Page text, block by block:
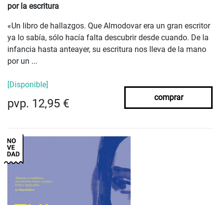
por la escritura
«Un libro de hallazgos. Que Almodovar era un gran escritor
ya lo sabía, sólo hacía falta descubrir desde cuando. De la
infancia hasta anteayer, su escritura nos lleva de la mano
por un ...
[Disponible]
pvp. 12,95 € comprar